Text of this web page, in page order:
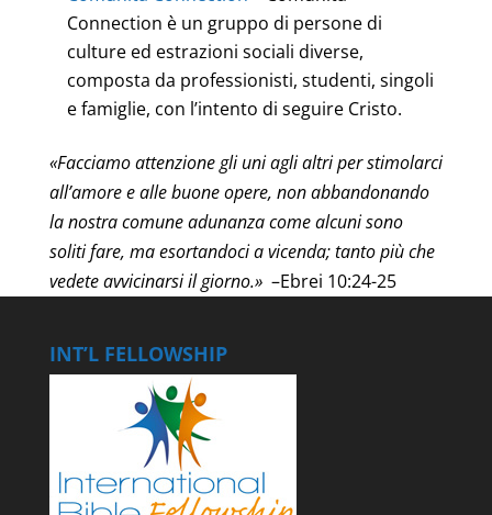
Connection è un gruppo di persone di
culture ed estrazioni sociali diverse,
composta da professionisti, studenti, singoli
e famiglie, con l’intento di seguire Cristo.
«Facciamo attenzione gli uni agli altri per stimolarci
all’amore e alle buone opere, non abbandonando
la nostra comune adunanza come alcuni sono
soliti fare, ma esortandoci a vicenda; tanto più che
vedete avvicinarsi il giorno.»–Ebrei 10:24-25
INT’L FELLOWSHIP